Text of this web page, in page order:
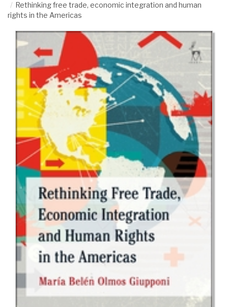
Rethinking free trade, economic integration and human
rights in the Americas